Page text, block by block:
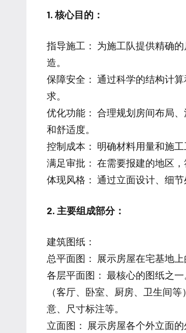
1. 核心目的：
指导施工： 为施工队提供精确
造。
保障安全： 通过科学的结构计
求。
优化功能： 合理规划房间布局
和舒适度。
控制成本： 明确材料用量和施
满足审批： 在需要报建的地区
体现风格： 通过立面设计、细
2. 主要组成部分：
建筑图纸：
总平面图： 展示房屋在宅基地
各层平面图： 最核心的图纸之
（客厅、卧室、厨房、卫生间
意、尺寸标注等。
立面图： 展示房屋各个外立面